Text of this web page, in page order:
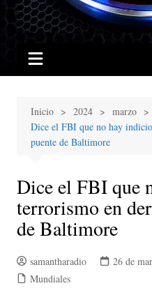
Inicio 2024 marzo
Dice el FBI que no hay
puente de Baltimore
Dice el FBI que
terrorismo en
de Baltimore
samantharadio 26 de
Mundiales